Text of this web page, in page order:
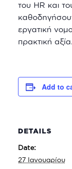
του HR και
εργατική
πρακτική αξία.
Add to
DETAILS
Date:
27 Ιανουαρίου